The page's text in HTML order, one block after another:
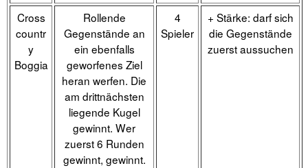
Cross
countr
y
Boggia
Rollende
Gegenstände an
ein ebenfalls
geworfenes Ziel
heran werfen. Die
am drittnächsten
liegende Kugel
gewinnt. Wer
zuerst 6 Runden
gewinnt, gewinnt.
4
Spieler
+ Stärke: darf sich
die Gegenstände
zuerst aussuchen